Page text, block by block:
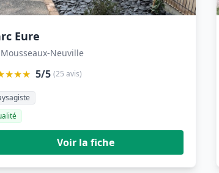
Eure
Mousseaux-Neuville
5/5 (25 avis)
Voir la fiche